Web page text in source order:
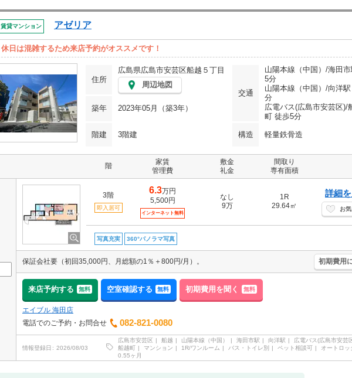
賃貸マンション アゼリア
休日は混雑するため来店予約がオススメです！
住所
広島県広島市安芸区船越５丁目
周辺地図
交通
山陽本線（中国）/海田
5分
山陽本線（中国）/向洋
分
広電バス(広島市安芸区)/
町 徒歩5分
築年 2023年05月（築3年）
階建 3階建 構造 軽量鉄骨造
階
家賃
管理費
敷金
礼金
間取り
専有面積
3階
即入居可
6.3万円
5,500円
インターネット無料
なし
9万
1R
29.64㎡
詳細
お
写真充実 360°パノラマ写真
保証会社要（初回35,000円、月総額の1％＋800円/月）。 初期費用
来店予約する 無料 空室確認する 無料 初期費用を聞く 無料
エイブル 海田店
電話でのご予約・お問合せ
082-821-0080
情報登録日 2026/08/03
広島市安芸区 船越 山陽本線（中国） 海田市駅 向洋駅
広電バス(広島市安芸
船越町
マンション 1R/ワンルーム バス・トイレ別 ペット相談可
オートロッ
0.55ヶ月